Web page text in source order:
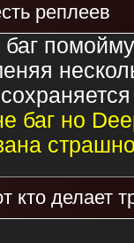
реплеев
баг
баг но
кто